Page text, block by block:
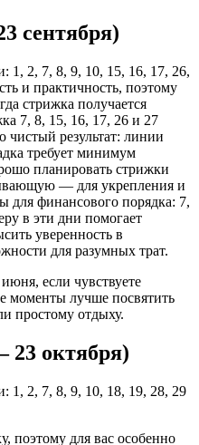
сентября)
1, 2, 7, 8, 9, 10, 15, 16, 17, 26,
и практичность, поэтому
стрижка получается
7, 8, 15, 16, 17, 26 и 27
чистый результат: линии
требует минимум
планировать стрижки
— для укрепления и
финансового порядка: 7,
в эти дни помогает
уверенность в
для разумных трат.
если чувствуете
моменты лучше посвятить
простому отдыху.
23 октября)
1, 2, 7, 8, 9, 10, 18, 19, 28, 29
поэтому для вас особенно